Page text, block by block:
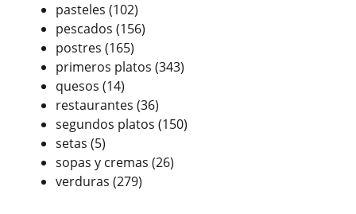
pasteles (102)
pescados (156)
postres (165)
primeros platos (343)
quesos (14)
restaurantes (36)
segundos platos (150)
setas (5)
sopas y cremas (26)
verduras (279)